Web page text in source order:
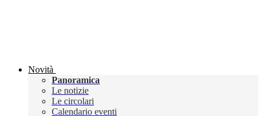
Novità
Panoramica
Le notizie
Le circolari
Calendario eventi